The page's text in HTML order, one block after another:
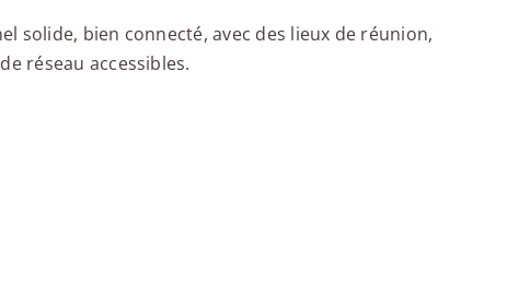
solide, bien connecté, avec des lieux de réunion,
réseau accessibles.